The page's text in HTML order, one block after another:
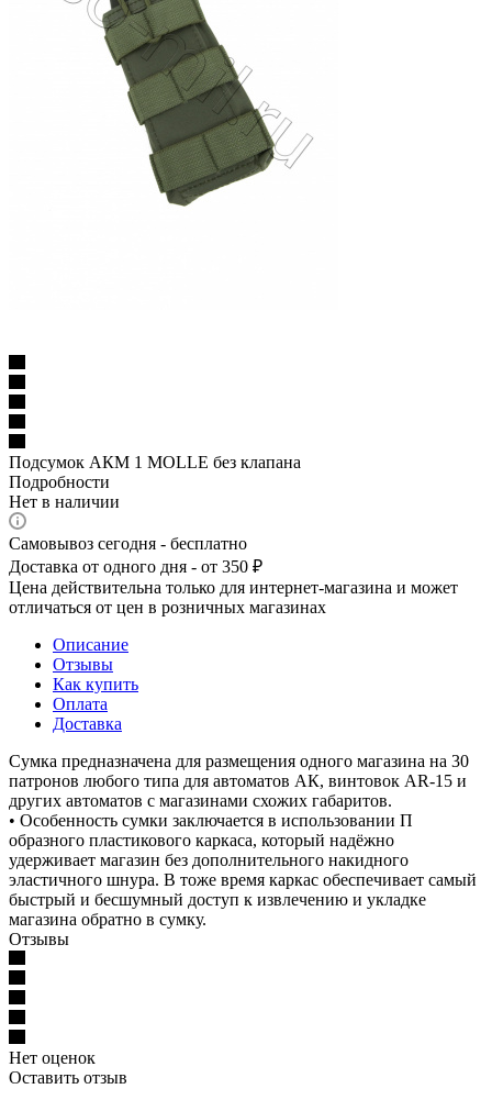
Подсумок АКМ 1 MOLLE без клапана
Подробности
Нет в наличии
Самовывоз сегодня - бесплатно
Доставка от одного дня - от 350 ₽
Цена действительна только для интернет-магазина и может
отличаться от цен в розничных магазинах
Описание
Отзывы
Как купить
Оплата
Доставка
Сумка предназначена для размещения одного магазина на 30
патронов любого типа для автоматов АК, винтовок AR-15 и
других автоматов с магазинами схожих габаритов.
• Особенность сумки заключается в использовании П
образного пластикового каркаса, который надёжно
удерживает магазин без дополнительного накидного
эластичного шнура. В тоже время каркас обеспечивает самый
быстрый и бесшумный доступ к извлечению и укладке
магазина обратно в сумку.
Отзывы
Нет оценок
Оставить отзыв